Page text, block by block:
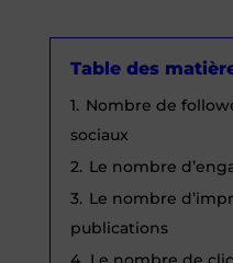
Table des
1. Nombre de
sociaux
2. Le nombre
3. Le nombre
publications